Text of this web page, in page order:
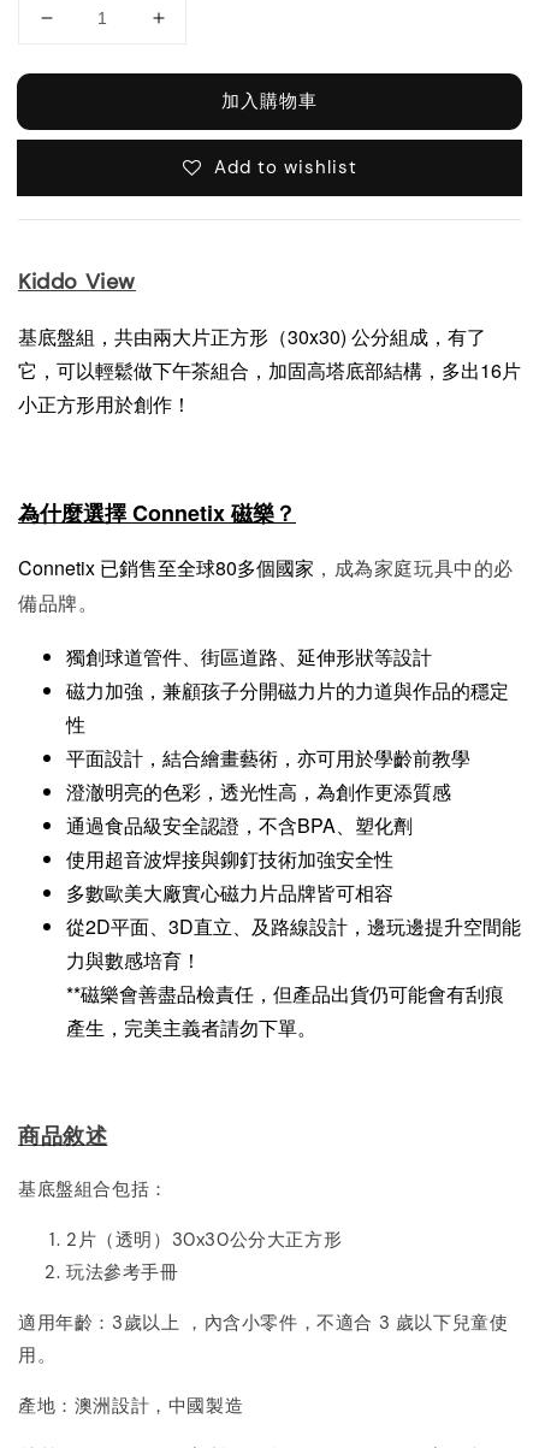
加入購物車
Add to wishlist
Kiddo View
基底盤組，共由兩大片正方形（30x30) 公分組成，有了
它，可以輕鬆做下午茶組合，加固高塔底部結構，多出16片
小正方形用於創作！
為什麼選擇 Connetix 磁樂？
Connetix 已銷售至全球80多個國家 ，成為家庭玩具中的必
備品牌。
獨創球道管件、街區道路、延伸形狀等設計
磁力加強，兼顧孩子分開磁力片的力道與作品的穩定
性
平面設計，結合繪畫藝術，亦可用於學齡前教學
澄澈明亮的色彩，透光性高，為創作更添質感
通過食品級安全認證，不含BPA、塑化劑
使用超音波焊接與鉚釘技術加強安全性
多數歐美大廠實心磁力片品牌皆可相容
從2D平面、3D直立、及路線設計，邊玩邊提升空間能
力與數感培育！
**磁樂會善盡品檢責任，但產品出貨仍可能會有刮痕
產生，完美主義者請勿下單。
商品敘述
基底盤組合包括：
2片（透明）30x30公分大正方形
玩法參考手冊
適用年齡：3歲以上 ，內含小零件，不適合 3 歲以下兒童使
用。
產地：澳洲設計，中國製造